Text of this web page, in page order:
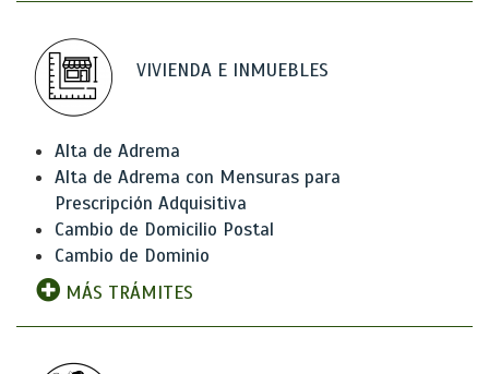
VIVIENDA E INMUEBLES
Alta de Adrema
Alta de Adrema con Mensuras para
Prescripción Adquisitiva
Cambio de Domicilio Postal
Cambio de Dominio
MÁS TRÁMITES